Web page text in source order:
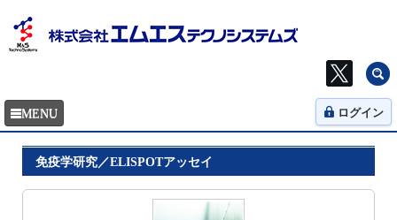
ログイン
免疫学研究／ELISPOTアッセイ